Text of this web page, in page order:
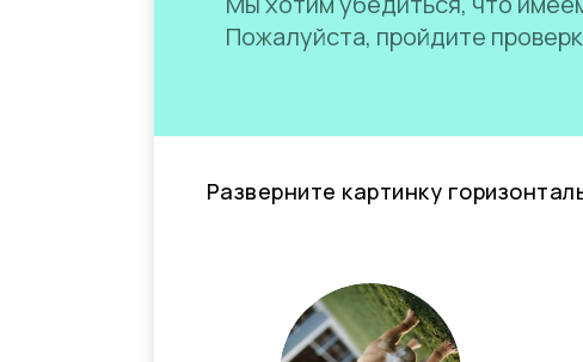
Пожалуйста, пройдите
Разверните картинку